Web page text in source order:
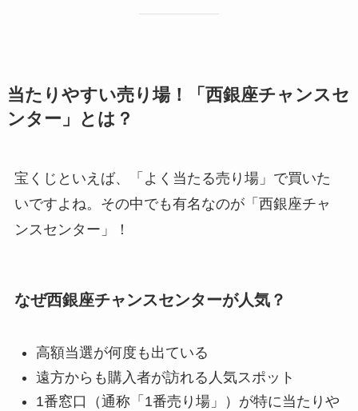
当たりやすい売り場！「西銀座チャンスセ
ンター」とは？
宝くじといえば、「よく当たる売り場」で買いた
いですよね。その中でも有名なのが「西銀座チャ
ンスセンター」！
なぜ西銀座チャンスセンターが人気？
高額当選が何度も出ている
遠方からも購入者が訪れる人気スポット
1番窓口（通称「1番売り場」）が特に当たりや